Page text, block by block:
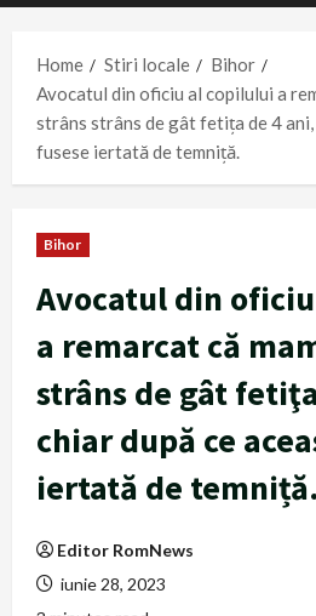
Home
Stiri locale
Bihor
Avocatul din oficiu al copilului a
strâns strâns de gât fetiţa de 4 ani,
fusese iertată de temniță.
Bihor
Avocatul din
a remarcat că
strâns de gât
chiar după ce
iertată de temniță.
Editor RomNews
iunie 28, 2023